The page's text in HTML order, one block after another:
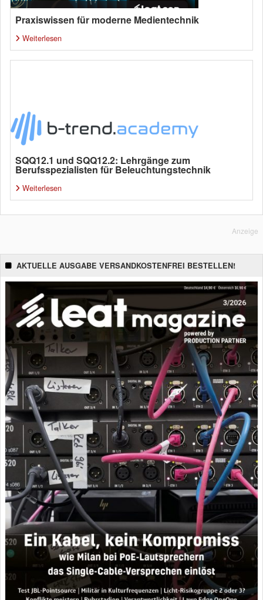
Praxiswissen für moderne Medientechnik
Weiterlesen
SQQ12.1 und SQQ12.2: Lehrgänge zum
Berufsspezialisten für Beleuchtungstechnik
Weiterlesen
Anzeige
AKTUELLE AUSGABE VERSANDKOSTENFREI BESTELLEN!